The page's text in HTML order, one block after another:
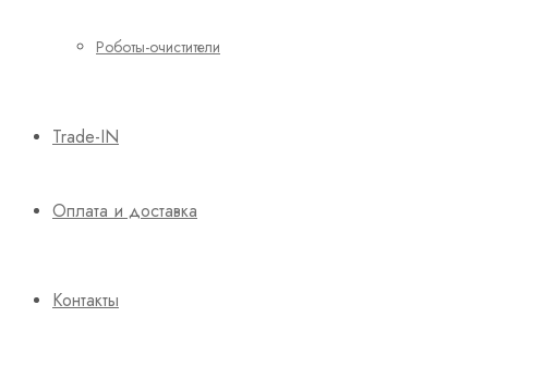
Роботы-очистители
Trade-IN
Оплата и доставка
Контакты